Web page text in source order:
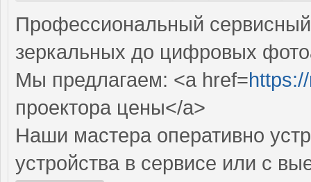
Профессиональный
зеркальных до цифровых
Мы предлагаем: <a href=
проектора цены</a>
Наши мастера оперативно
устройства в сервисе или с